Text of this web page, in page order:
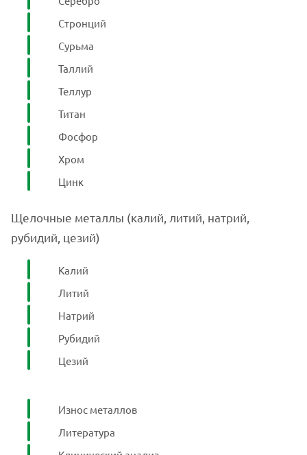
Стронций
Сурьма
Таллий
Теллур
Титан
Фосфор
Хром
Цинк
Щелочные металлы (калий, литий, натрий,
рубидий, цезий)
Калий
Литий
Натрий
Рубидий
Цезий
Износ металлов
Литература